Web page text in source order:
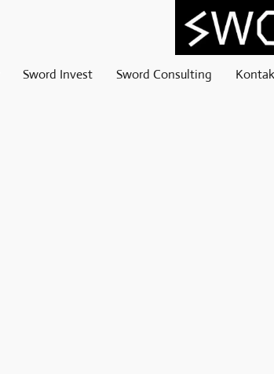
Sword Invest Sword Consulting